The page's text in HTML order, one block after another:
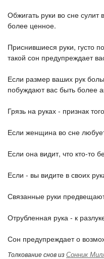
Обжигать руки во сне сулит
более ценное.
Приснившиеся руки, густо
такой сон предупреждает
Если размер ваших рук
побуждают вас быть более
Грязь на руках - признак
Если женщина во сне
Если она видит, что кто-то
Если - вы видите в своих
Связанные руки
Отрубленная рука - к
Сон предупреждает о
Толкование снов изСонник